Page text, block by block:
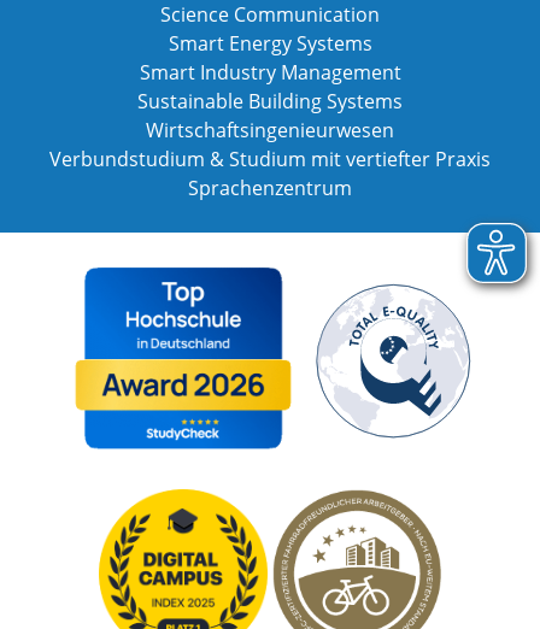
Science Communication
Smart Energy Systems
Smart Industry Management
Sustainable Building Systems
Wirtschaftsingenieurwesen
Verbundstudium & Studium mit vertiefter Praxis
Sprachenzentrum